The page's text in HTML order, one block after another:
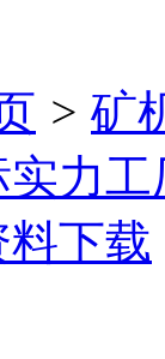
> 矿
实力工
料下载